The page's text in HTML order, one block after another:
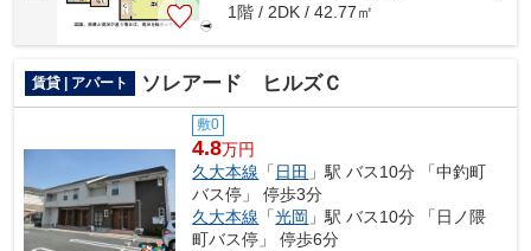
1階 / 2DK / 42.77㎡
賃貸 | アパート ソレアード ヒルズＣ
敷0
4.8万円
久大本線 「 日田 」駅 バス10分 「中釣町
バス停」 停歩3分
久大本線 「光岡 」駅 バス10分 「日ノ隈
町バス停」 停歩6分